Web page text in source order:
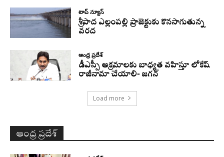
టాప్ న్యూస్
శ్రీపాద ఎల్లంపల్లి ప్రాజెక్టుకు కొనసాగుతున్న
వరద
ఆంధ్ర ప్రదేశ్
డీఎస్సీ అక్రమాలకు బాధ్యత వహిస్తూ లోకేష్‌
రాజీనామా చేయాలి- జగన్
Load more
ఆంధ్ర ప్రదేశ్